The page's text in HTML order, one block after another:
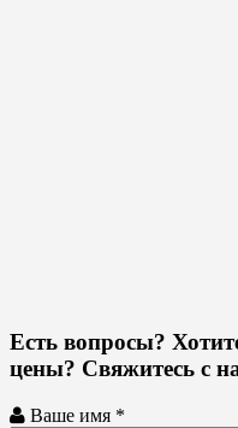
Есть вопросы?
цены? Свяжитесь с
Ваше имя *